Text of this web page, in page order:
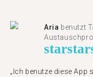
Aria benutzt
starstar
„Ich benutze diese App